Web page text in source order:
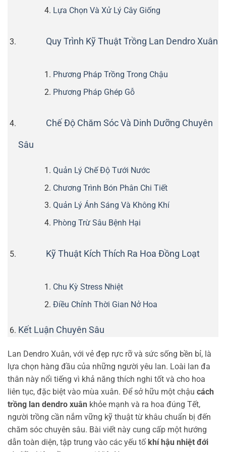
Lựa Chọn Và Xử Lý Cây Giống
Quy Trình Kỹ Thuật Trồng Lan Dendro Xuân
Phương Pháp Trồng Trong Chậu
Phương Pháp Ghép Gỗ
Chế Độ Chăm Sóc Và Dinh Dưỡng Chuyên
Sâu
Quản Lý Chế Độ Tưới Nước
Chương Trình Bón Phân Chi Tiết
Quản Lý Ánh Sáng Và Không Khí
Phòng Trừ Sâu Bệnh Hại
Kỹ Thuật Kích Thích Ra Hoa Đồng Loạt
Chu Kỳ Stress Nhiệt
Điều Chỉnh Thời Gian Nở Hoa
Kết Luận Chuyên Sâu
Lan Dendro Xuân, với vẻ đẹp rực rỡ và sức sống bền bỉ, là
lựa chọn hàng đầu của những người yêu lan. Loài lan đa
thân này nổi tiếng vì khả năng thích nghi tốt và cho hoa
liên tục, đặc biệt vào mùa xuân. Để sở hữu một chậu cách
trồng lan dendro xuân khỏe mạnh và ra hoa đúng Tết,
người trồng cần nắm vững kỹ thuật từ khâu chuẩn bị đến
chăm sóc chuyên sâu. Bài viết này cung cấp một hướng
dẫn toàn diện, tập trung vào các yếu tố khí hậu nhiệt đới